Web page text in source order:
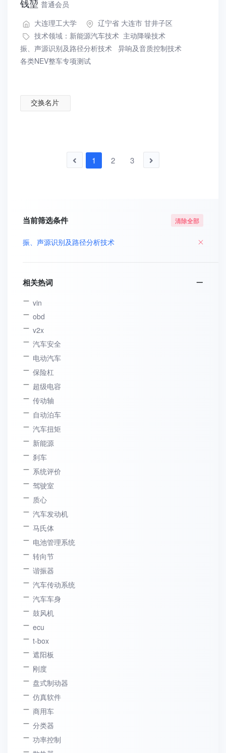
钱堃 普通会员
大连理工大学
辽宁省 大连市 甘井子区
技术领域： 新能源汽车技术 主动降噪技术
振、声源识别及路径分析技术 异响及音质控制技术
各类NEV整车专项测试
交换名片
1 2 3
当前筛选条件 清除全部
振、声源识别及路径分析技术
相关热词
vin
obd
v2x
汽车安全
电动汽车
保险杠
超级电容
传动轴
自动泊车
汽车扭矩
新能源
刹车
系统评价
驾驶室
质心
汽车发动机
马氏体
电池管理系统
转向节
谐振器
汽车传动系统
汽车车身
鼓风机
ecu
t-box
遮阳板
刚度
盘式制动器
仿真软件
商用车
分类器
功率控制